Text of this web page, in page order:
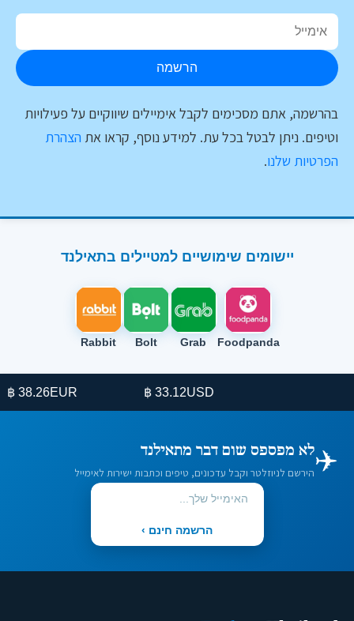
הרשמה
בהרשמה, אתם מסכימים לקבל אימיילים שיווקיים על פעילויות
וטיפים. ניתן לבטל בכל עת. למידע נוסף, קראו את הצהרת
הפרטיות שלנו.
יישומים שימושיים למטיילים בתאילנד
Foodpanda
Grab
Bolt
Rabbit
USD
33.12 ฿
EUR
฿
✈️לא מפספס שום דבר מתאילנד
הירשם לניוזלטר וקבל עדכונים, טיפים וכתבות ישירות לאימייל
הרשמה חינם ›